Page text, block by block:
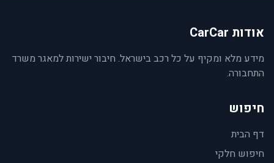
אודות CarCar
מידע מלא ומקיף על כל רכב בישראל. חיבור ישירות למאגר משרד
התחבורה.
חיפוש
דף הבית
חיפוש חלקי